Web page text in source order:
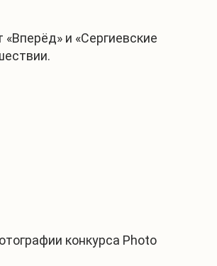
и «Сергиевские
конкурса Photo